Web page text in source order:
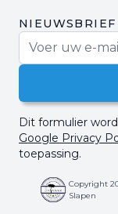
NIEUWSBRIEF
Dit formulier
Google Privacy
toepassing.
Copyright
Slapen